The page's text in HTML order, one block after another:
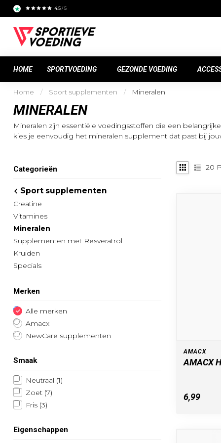
4.5/ 5
HOME SPORTVOEDING GEZONDE VOEDING
Home / Sport supplementen / Mineralen
MINERALEN
Mineralen zijn essentiële voedingsstoffen die een
kies je eenvoudig het mineralen supplement dat past bij
Categorieën
Sport supplementen
Creatine
Vitamines
Mineralen
Supplementen met Resveratrol
Kruiden
Specials
Merken
Alle merken
Amacx
NewCare supplementen
Smaak
Neutraal (1)
Zoet (7)
Fris (3)
Eigenschappen
20
AMACX
AMACX
6,99